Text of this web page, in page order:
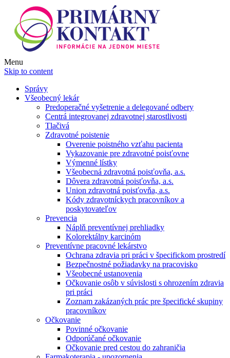
Menu
Skip to content
Správy
Všeobecný lekár
Predoperačné vyšetrenie a delegované odbery
Centrá integrovanej zdravotnej starostlivosti
Tlačivá
Zdravotné poistenie
Overenie poistného vzťahu pacienta
Vykazovanie pre zdravotné poisťovne
Výmenné lístky
Všeobecná zdravotná poisťovňa, a.s.
Dôvera zdravotná poisťovňa, a.s.
Union zdravotná poisťovňa, a.s.
Kódy zdravotníckych pracovníkov a
poskytovateľov
Prevencia
Náplň preventívnej prehliadky
Kolorektálny karcinóm
Preventívne pracovné lekárstvo
Ochrana zdravia pri práci v špecifickom prostredí
Bezpečnostné požiadavky na pracovisko
Všeobecné ustanovenia
Očkovanie osôb v súvislosti s ohrozením zdravia
pri práci
Zoznam zakázaných prác pre špecifické skupiny
pracovníkov
Očkovanie
Povinné očkovanie
Odporúčané očkovanie
Očkovanie pred cestou do zahraničia